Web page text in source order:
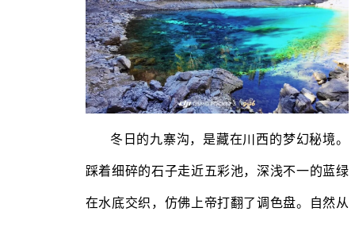
冬日的九寨沟，是藏在川西的梦幻秘境。
踩着细碎的石子走近五彩池，深浅不一的蓝绿
在水底交织，仿佛上帝打翻了调色盘。自然从